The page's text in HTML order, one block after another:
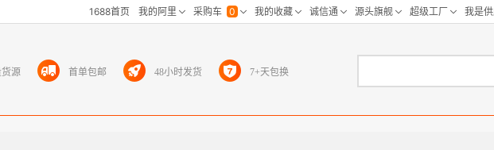
货源 首单包邮 48小时发货 7+天包换